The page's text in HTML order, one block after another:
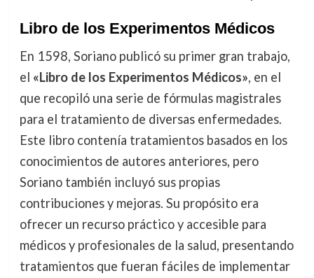
Libro de los Experimentos Médicos
En 1598, Soriano publicó su primer gran trabajo,
el «Libro de los Experimentos Médicos», en el
que recopiló una serie de fórmulas magistrales
para el tratamiento de diversas enfermedades.
Este libro contenía tratamientos basados en los
conocimientos de autores anteriores, pero
Soriano también incluyó sus propias
contribuciones y mejoras. Su propósito era
ofrecer un recurso práctico y accesible para
médicos y profesionales de la salud, presentando
tratamientos que fueran fáciles de implementar